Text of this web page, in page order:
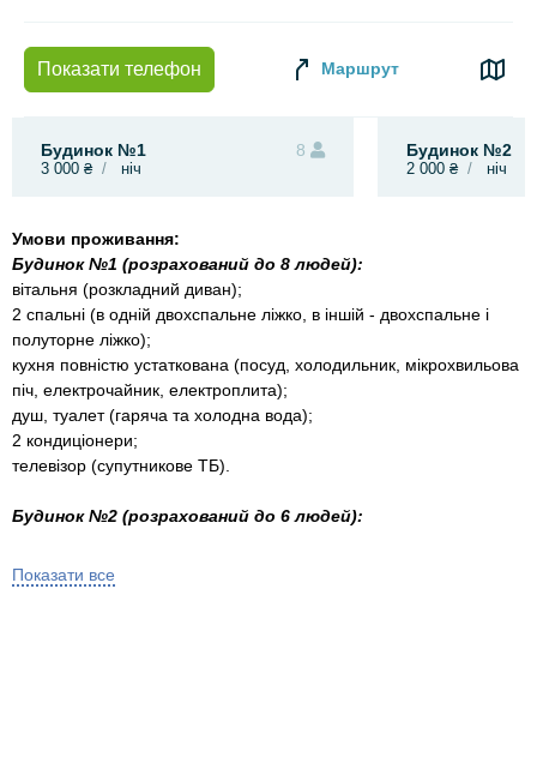
Показати телефон Маршрут
Будинок №1 8
3 000 ₴ ніч
Будинок №2
2 000 ₴ ніч
Умови проживання:
Будинок №1 (розрахований до 8 людей):
вітальня (розкладний диван);
2 спальні (в одній двохспальне ліжко, в іншій - двохспальне і
полуторне ліжко);
кухня повністю устаткована (посуд, холодильник, мікрохвильова
піч, електрочайник, електроплита);
душ, туалет (гаряча та холодна вода);
2 кондиціонери;
телевізор (супутникове ТБ).
Будинок №2 (розрахований до 6 людей):
ліжко і розкладний диван);
кухня повністю устаткована (посуд, холодильник, мікрохвильова
Показати все